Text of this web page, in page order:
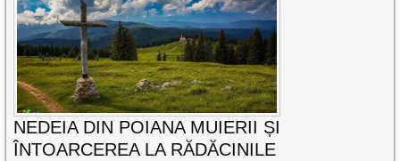
NEDEIA DIN POIANA MUIERII ȘI
ÎNTOARCEREA LA RĂDĂCINILE